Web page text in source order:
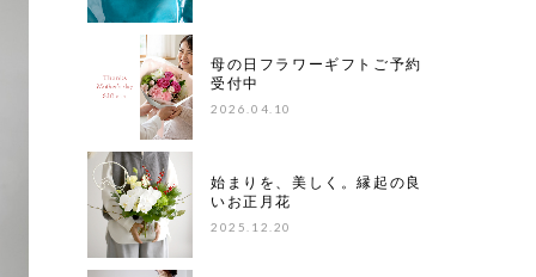
母の日フラワーギフトご予約
受付中
2026.04.10
始まりを、美しく。縁起の良
いお正月花
2025.12.20